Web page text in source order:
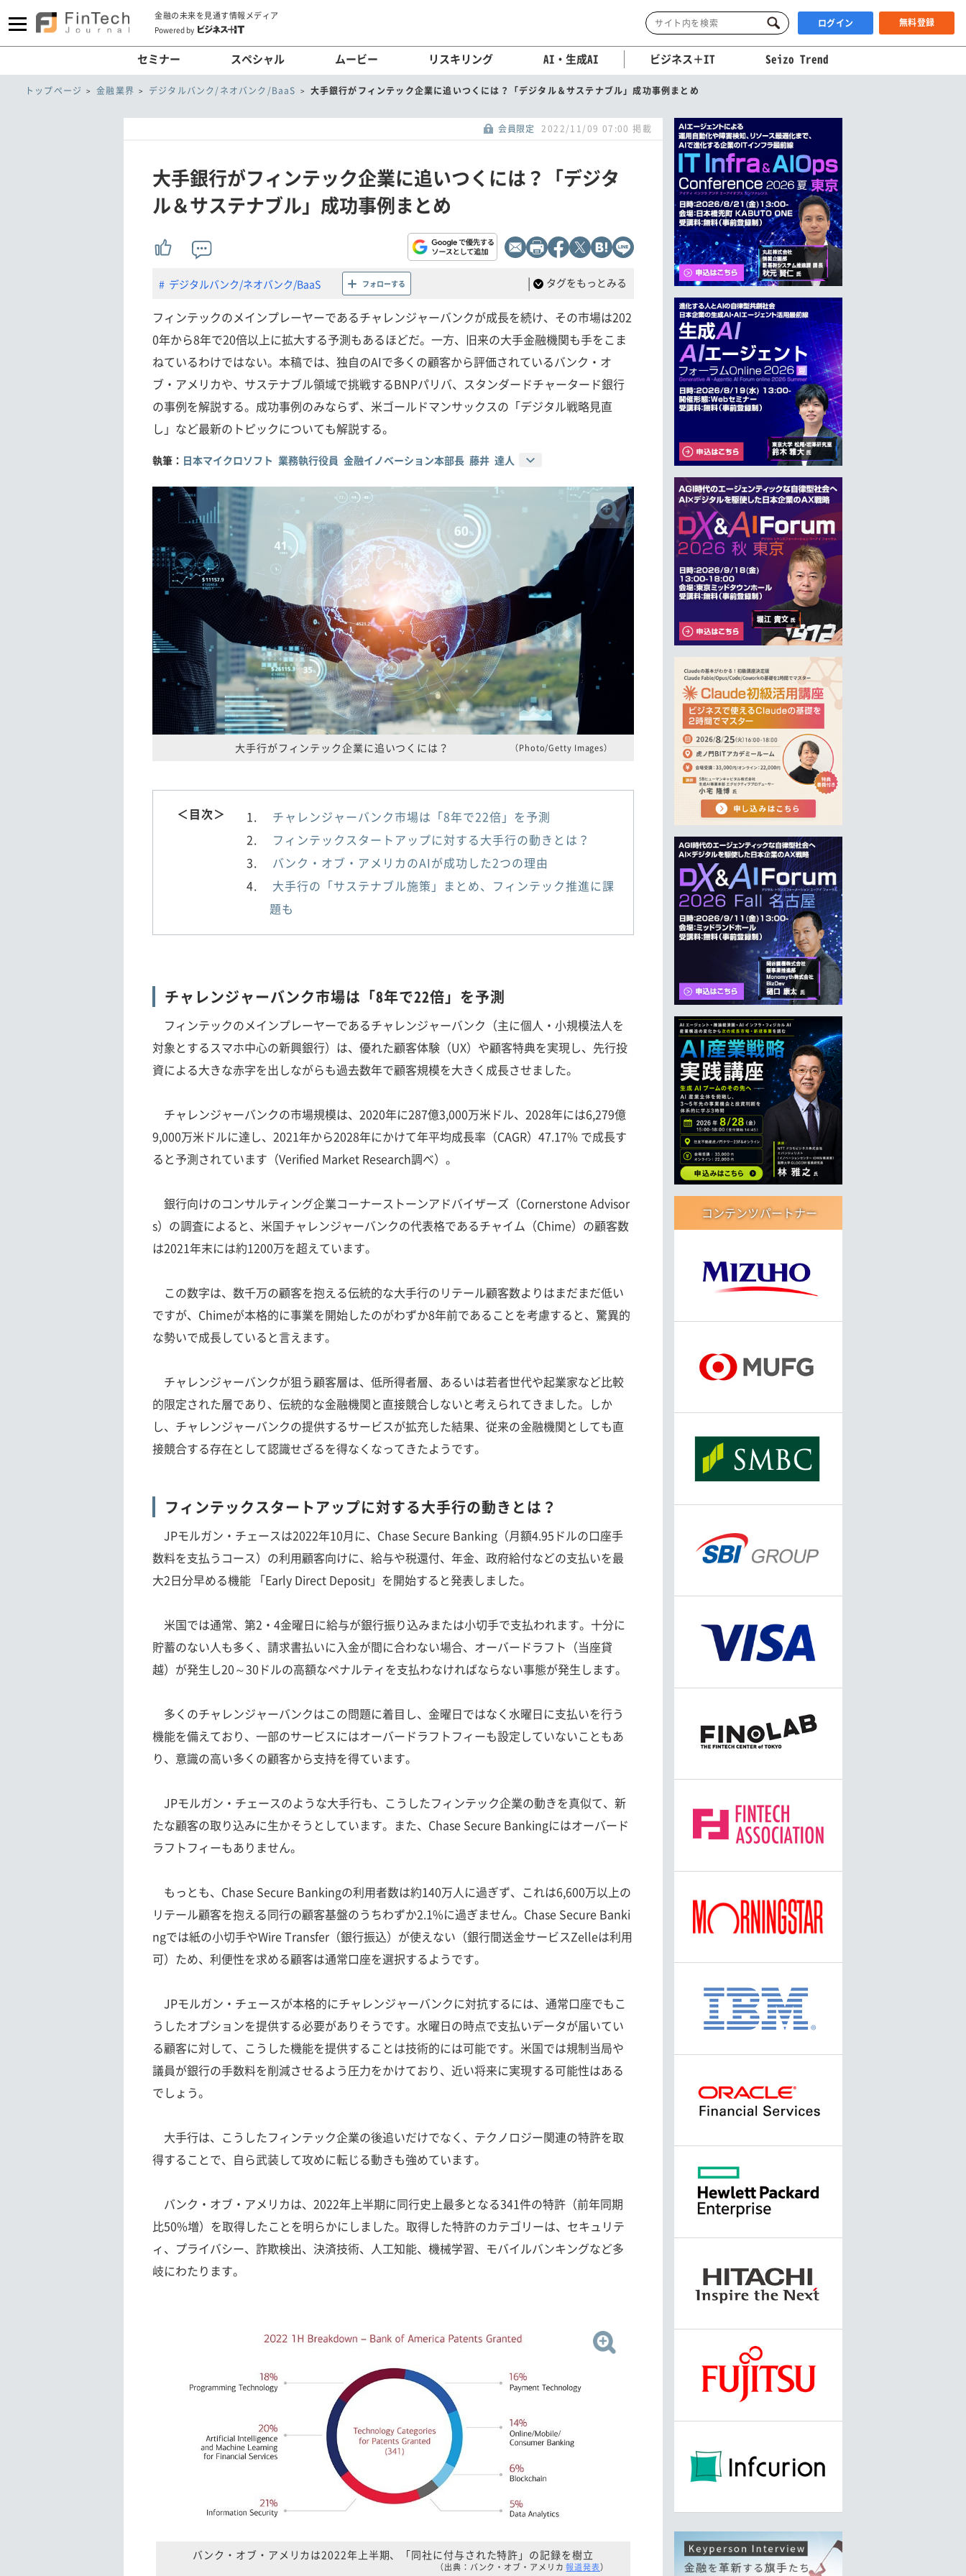
金融の未来を見通す情報メディア
Powered by ログイン 無料登録
セミナー スペシャル ムービー リスキリング AI・生成AI ビジネス＋IT Seizo Trend
トップページ 金融業界 デジタルバンク/ネオバンク/BaaS 大手銀行がフィンテック企業に追いつくには？「デジタル＆サステナブル」成功事例まとめ
会員限定 2022/11/09 07:00 掲載
大手銀行がフィンテック企業に追いつくには？「デジタ
ル＆サステナブル」成功事例まとめ
デジタルバンク/ネオバンク/BaaS フォローする | タグをもっとみる
フィンテックのメインプレーヤーであるチャレンジャーバンクが成長を続け、その市場は202
0年から8年で20倍以上に拡大する予測もあるほどだ。一方、旧来の大手金融機関も手をこま
ねているわけではない。本稿では、独自のAIで多くの顧客から評価されているバンク・オ
ブ・アメリカや、サステナブル領域で挑戦するBNPパリバ、スタンダードチャータード銀行
の事例を解説する。成功事例のみならず、米ゴールドマンサックスの「デジタル戦略見直
し」など最新のトピックについても解説する。
執筆： 日本マイクロソフト 業務執行役員 金融イノベーション本部長 藤井 達人
大手行がフィンテック企業に追いつくには？ （Photo/Getty Images）
＜目次＞
チャレンジャーバンク市場は「8年で22倍」を予測
フィンテックスタートアップに対する大手行の動きとは？
バンク・オブ・アメリカのAIが成功した2つの理由
大手行の「サステナブル施策」まとめ、フィンテック推進に課
題も
チャレンジャーバンク市場は「8年で22倍」を予測
フィンテックのメインプレーヤーであるチャレンジャーバンク（主に個人・小規模法人を
対象とするスマホ中心の新興銀行）は、優れた顧客体験（UX）や顧客特典を実現し、先行投
資による大きな赤字を出しながらも過去数年で顧客規模を大きく成長させました。
チャレンジャーバンクの市場規模は、2020年に287億3,000万米ドル、2028年には6,279億
9,000万米ドルに達し、2021年から2028年にかけて年平均成長率（CAGR）47.17% で成長す
ると予測されています（Verified Market Research調べ）。
銀行向けのコンサルティング企業コーナーストーンアドバイザーズ（Cornerstone Advisor
s）の調査によると、米国チャレンジャーバンクの代表格であるチャイム（Chime）の顧客数
は2021年末には約1200万を超えています。
この数字は、数千万の顧客を抱える伝統的な大手行のリテール顧客数よりはまだまだ低い
ですが、Chimeが本格的に事業を開始したのがわずか8年前であることを考慮すると、驚異的
な勢いで成長していると言えます。
チャレンジャーバンクが狙う顧客層は、低所得者層、あるいは若者世代や起業家など比較
的限定された層であり、伝統的な金融機関と直接競合しないと考えられてきました。しか
し、チャレンジャーバンクの提供するサービスが拡充した結果、従来の金融機関としても直
接競合する存在として認識せざるを得なくなってきたようです。
フィンテックスタートアップに対する大手行の動きとは？
JPモルガン・チェースは2022年10月に、Chase Secure Banking（月額4.95ドルの口座手
数料を支払うコース）の利用顧客向けに、給与や税還付、年金、政府給付などの支払いを最
大2日分早める機能 「Early Direct Deposit」を開始すると発表しました。
米国では通常、第2・4金曜日に給与が銀行振り込みまたは小切手で支払われます。十分に
貯蓄のない人も多く、請求書払いに入金が間に合わない場合、オーバードラフト（当座貸
越）が発生し20～30ドルの高額なペナルティを支払わなければならない事態が発生します。
多くのチャレンジャーバンクはこの問題に着目し、金曜日ではなく水曜日に支払いを行う
機能を備えており、一部のサービスにはオーバードラフトフィーも設定していないこともあ
り、意識の高い多くの顧客から支持を得ています。
JPモルガン・チェースのような大手行も、こうしたフィンテック企業の動きを真似て、新
たな顧客の取り込みに生かそうとしています。また、Chase Secure Bankingにはオーバード
ラフトフィーもありません。
もっとも、Chase Secure Bankingの利用者数は約140万人に過ぎず、これは6,600万以上の
リテール顧客を抱える同行の顧客基盤のうちわずか2.1%に過ぎません。Chase Secure Banki
ngでは紙の小切手やWire Transfer（銀行振込）が使えない（銀行間送金サービスZelleは利用
可）ため、利便性を求める顧客は通常口座を選択するようです。
JPモルガン・チェースが本格的にチャレンジャーバンクに対抗するには、通常口座でもこ
うしたオプションを提供する必要がありそうです。水曜日の時点で支払いデータが届いてい
る顧客に対して、こうした機能を提供することは技術的には可能です。米国では規制当局や
議員が銀行の手数料を削減させるよう圧力をかけており、近い将来に実現する可能性はある
でしょう。
大手行は、こうしたフィンテック企業の後追いだけでなく、テクノロジー関連の特許を取
得することで、自ら武装して攻めに転じる動きも強めています。
バンク・オブ・アメリカは、2022年上半期に同行史上最多となる341件の特許（前年同期
比50%増）を取得したことを明らかにしました。取得した特許のカテゴリーは、セキュリテ
ィ、プライバシー、詐欺検出、決済技術、人工知能、機械学習、モバイルバンキングなど多
岐にわたります。
バンク・オブ・アメリカは2022年上半期、「同社に付与された特許」の記録を樹立
（出典：バンク・オブ・アメリカ報道発表）
コンテンツパートナー